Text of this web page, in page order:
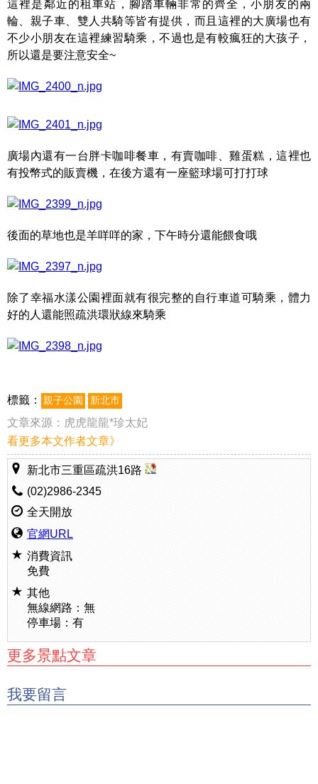
這裡是鄰近的租車站，腳踏車輛非常的齊全，小朋友的兩
輪、親子車、雙人共騎等皆有提供，而且這裡的大廣場也有
不少小朋友在這裡練習騎乘，不過也是有較瘋狂的大孩子，
所以還是要注意安全~
廣場內還有一台胖卡咖啡餐車，有賣咖啡、雞蛋糕，這裡也
有投幣式的販賣機，在後方還有一座籃球場可打打球
後面的草地也是羊咩咩的家，下午時分還能餵食哦
除了幸福水漾公園裡面就有很完整的自行車道可騎乘，體力
好的人還能照疏洪環狀線來騎乘
標籤： 親子公園 新北市
文章來源： 虎虎龍龍*珍太妃
看更多本文作者文章》
新北市三重區疏洪16路
(02)2986-2345
全天開放
官網URL
消費資訊
免費
其他
無線網路：無
停車場：有
更多景點文章
我要留言